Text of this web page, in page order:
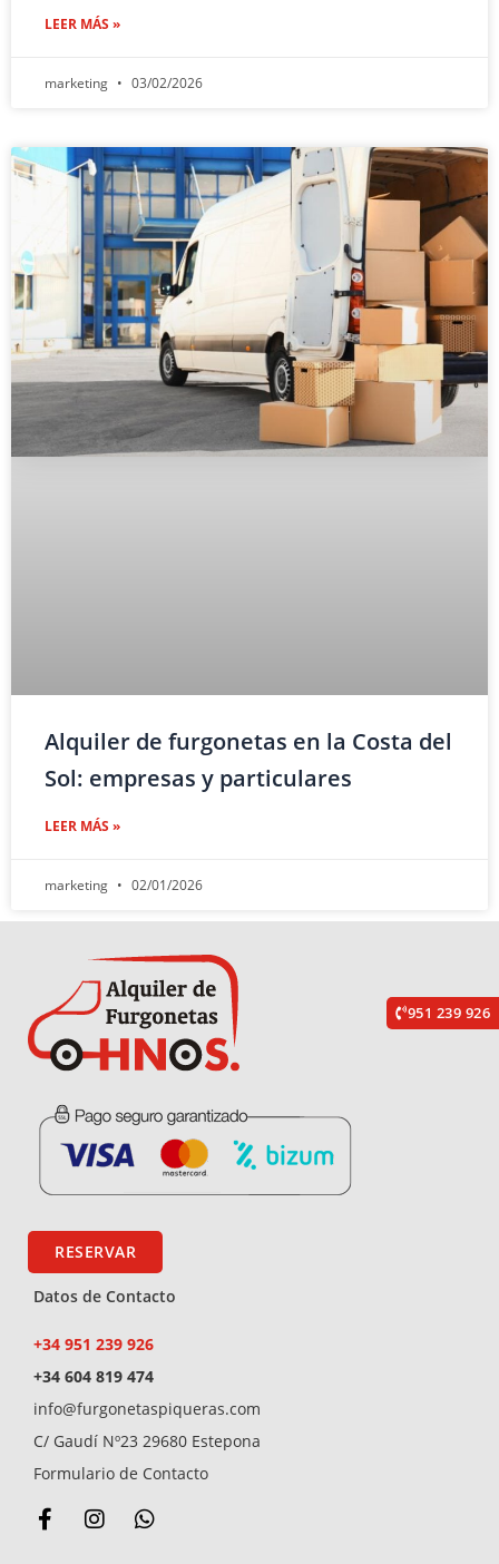
LEER MÁS »
marketing 03/02/2026
Alquiler de furgonetas en la Costa del
Sol: empresas y particulares
LEER MÁS »
marketing 02/01/2026
RESERVAR
Datos de Contacto
+34 951 239 926
+34 604 819 474
info@furgonetaspiqueras.com
C/ Gaudí Nº23 29680 Estepona
Formulario de Contacto
F
a
I W
951 239 926